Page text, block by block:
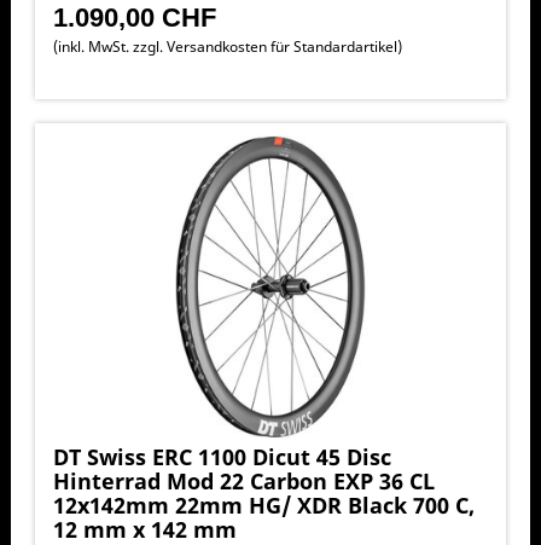
1.090,00 CHF
(inkl. MwSt. zzgl.Versandkosten für Standardartikel)
DT Swiss ERC 1100 Dicut 45 Disc
Hinterrad Mod 22 Carbon EXP 36 CL
12x142mm 22mm HG/ XDR Black 700 C,
12 mm x 142 mm